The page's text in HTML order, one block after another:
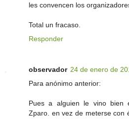
les convencen los
Total un fracaso.
Responder
observador 24 de enero de
Para anónimo anterior:
Pues a alguien le vino bien
Zparo. en vez de meterse con